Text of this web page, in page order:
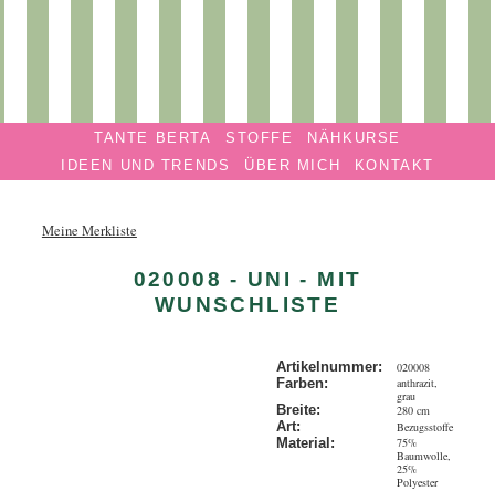
BERTA
Privatmanufaktur
Navigation überspringenTANTE BERTA STOFFE
NÄHKURSE
IDEEN UND TRENDS
ÜBER MICH KONTAKT
Meine Merkliste
020008 - UNI - MIT
WUNSCHLISTE
Artikelnummer:
020008
Farben:
anthrazit,
grau
Breite:
280 cm
Art:
Bezugsstoffe
Material:
75%
Baumwolle,
25%
Polyester